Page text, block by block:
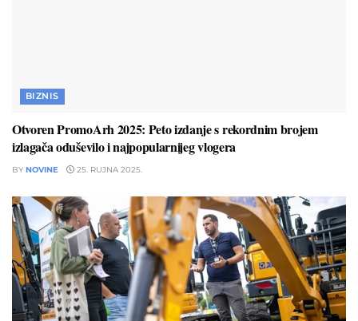
BIZNIS
Otvoren PromoArh 2025: Peto izdanje s rekordnim brojem
izlagača oduševilo i najpopularnijeg vlogera
BY NOVINE 25. RUJNA 2025.